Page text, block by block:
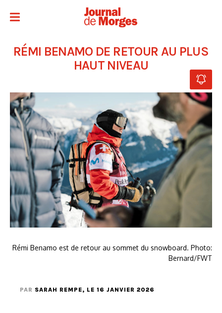
RÉMI BENAMO DE RETOUR AU PLUS
HAUT NIVEAU
Rémi Benamo est de retour au sommet du snowboard. Photo:
Bernard/FWT
PAR SARAH REMPE, LE 16 JANVIER 2026